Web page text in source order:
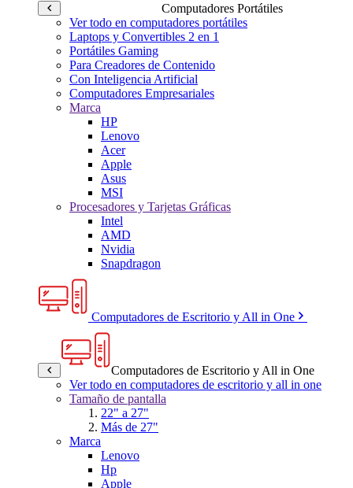
Computadores Portátiles
Ver todo en computadores portátiles
Laptops y Convertibles 2 en 1
Portátiles Gaming
Para Creadores de Contenido
Con Inteligencia Artificial
Computadores Empresariales
Marca
HP
Lenovo
Acer
Apple
Asus
MSI
Procesadores y Tarjetas Gráficas
Intel
AMD
Nvidia
Snapdragon
Computadores de Escritorio y All in One
Computadores de Escritorio y All in One
Ver todo en computadores de escritorio y all in one
Tamaño de pantalla
22" a 27"
Más de 27"
Marca
Lenovo
Hp
Apple